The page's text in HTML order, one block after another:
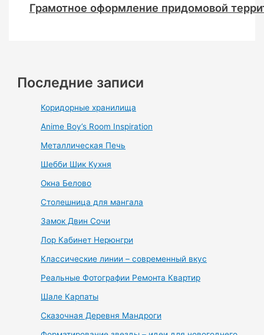
Грамотное оформление придомовой
Последние записи
Коридорные хранилища
Anime Boy’s Room Inspiration
Металлическая Печь
Шебби Шик Кухня
Окна Белово
Столешница для мангала
Замок Двин Сочи
Лор Кабинет Нерюнгри
Классические линии – современный вкус
Реальные Фотографии Ремонта Квартир
Шале Карпаты
Сказочная Деревня Мандроги